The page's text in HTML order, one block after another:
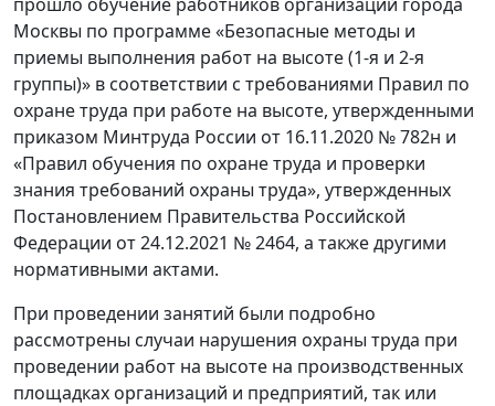
Москвы по программе «Безопасные методы и
приемы выполнения работ на высоте (1-я и 2-я
группы)» в соответствии с требованиями Правил по
охране труда при работе на высоте, утвержденными
приказом Минтруда России от 16.11.2020 № 782н и
«Правил обучения по охране труда и проверки
знания требований охраны труда», утвержденных
Постановлением Правительства Российской
Федерации от 24.12.2021 № 2464, а также другими
нормативными актами.
При проведении занятий были подробно
рассмотрены случаи нарушения охраны труда при
проведении работ на высоте на производственных
площадках организаций и предприятий, так или